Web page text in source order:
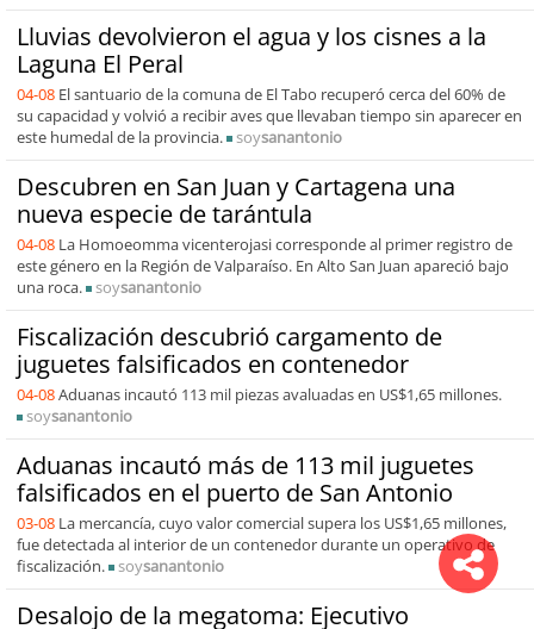
Lluvias devolvieron el agua y los cisnes a la
Laguna El Peral
04-08 El santuario de la comuna de El Tabo recuperó cerca del 60% de
su capacidad y volvió a recibir aves que llevaban tiempo sin aparecer en
este humedal de la provincia.
soysanantonio
Descubren en San Juan y Cartagena una
nueva especie de tarántula
04-08 La Homoeomma vicenterojasi corresponde al primer registro de
este género en la Región de Valparaíso. En Alto San Juan apareció bajo
una roca.
soysanantonio
Fiscalización descubrió cargamento de
juguetes falsificados en contenedor
04-08Aduanas incautó 113 mil piezas avaluadas en US$1,65 millones.
soysanantonio
Aduanas incautó más de 113 mil juguetes
falsificados en el puerto de San Antonio
03-08 La mercancía, cuyo valor comercial supera los US$1,65 millones,
fue detectada al interior de un contenedor durante un operativo de
fiscalización.
soysanantonio
Desalojo de la megatoma: Ejecutivo